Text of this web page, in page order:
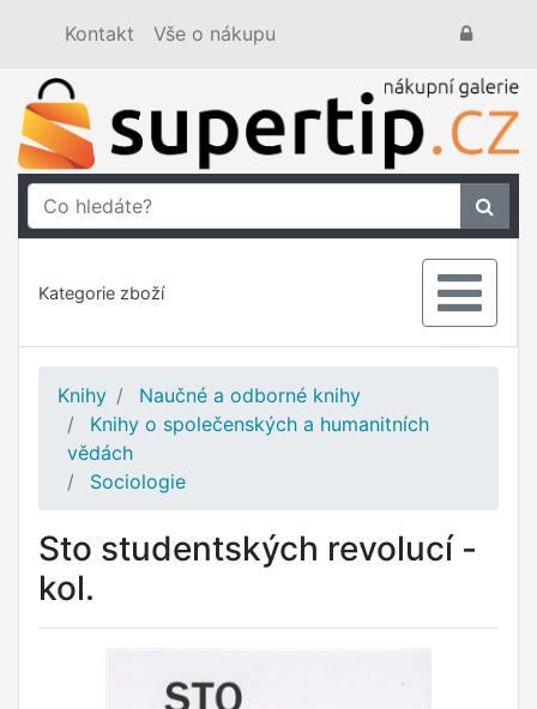
Kontakt Vše o nákupu
Kategorie zboží
Knihy
Naučné a odborné knihy
Knihy o společenských a humanitních
vědách
Sociologie
Sto studentských revolucí -
kol.